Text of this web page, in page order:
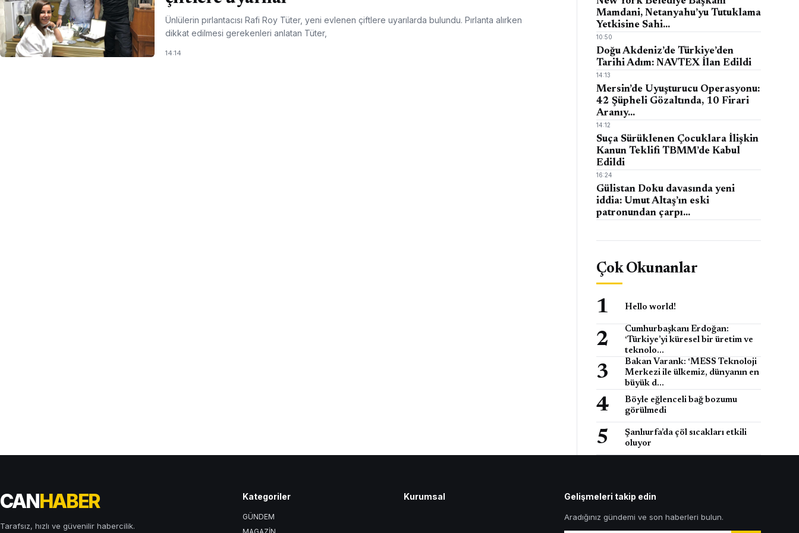
Ünlülerin pırlantacısı Rafi Roy Tüter, yeni evlenen çiftlere uyarılarda bulundu. Pırlanta alırken
dikkat edilmesi gerekenleri anlatan Tüter,
14:14
Mamdani, Netanyahu’yu Tutuklama
Yetkisine Sahi…
10:50
Doğu Akdeniz’de Türkiye’den
Tarihi Adım: NAVTEX İlan Edildi
14:13
Mersin’de Uyuşturucu Operasyonu:
42 Şüpheli Gözaltında, 10 Firari
Aranıy…
14:12
Suça Sürüklenen Çocuklara İlişkin
Kanun Teklifi TBMM’de Kabul
Edildi
16:24
Gülistan Doku davasında yeni
iddia: Umut Altaş’ın eski
patronundan çarpı…
Çok Okunanlar
Hello world!
Cumhurbaşkanı Erdoğan:
‘Türkiye’yi küresel bir üretim ve
teknolo…
Bakan Varank: ‘MESS Teknoloji
Merkezi ile ülkemiz, dünyanın en
büyük d…
Böyle eğlenceli bağ bozumu
görülmedi
Şanlıurfa’da çöl sıcakları etkili
oluyor
CANHABER
Tarafsız, hızlı ve güvenilir habercilik.
Kategoriler
GÜNDEM
Kurumsal Gelişmeleri takip edin
Aradığınız gündemi ve son haberleri bulun.